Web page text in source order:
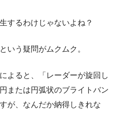
するわけじゃないよね？
いう疑問がムクムク。
よると、「レーダーが旋回し
または円弧状のブライトバン
が、なんだか納得しきれな